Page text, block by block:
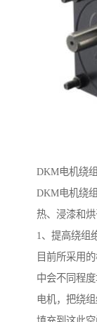
DKM电机绕
DKM电机绕
热、浸漆和
1、提高绕组
目前所采用
中会不同程
电机，把绕